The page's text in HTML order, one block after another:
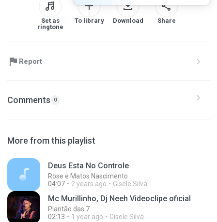
Set as
ringtone
To library Download Share
Report
Comments 0
More from this playlist
Deus Esta No Controle
Rose e Matos Nascimento
04:07
2 years ago Gisele Silva
Mc Murillinho, Dj Neeh Videoclipe oficial
Plantão das 7
02:13
1 year ago Gisele Silva